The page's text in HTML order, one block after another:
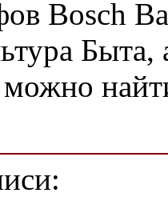
Bosch
можно